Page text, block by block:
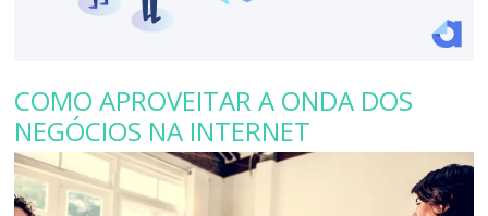
COMO APROVEITAR A ONDA DOS
NEGÓCIOS NA INTERNET